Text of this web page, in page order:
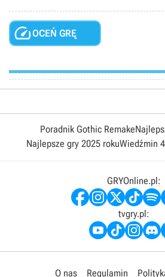
OCEŃ GRĘ
Poradnik Gothic Remake
Najlepsze gry 2025 rokuWiedźmin 4
GRYOnline.pl:
tvgry.pl:
O nas Regulamin